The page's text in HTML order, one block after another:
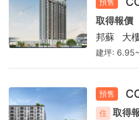
預售
取得報價
邦蘇
大
建坪:
預售
住
取得